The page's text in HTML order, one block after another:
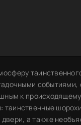
событиями,
к
таинственные
а также